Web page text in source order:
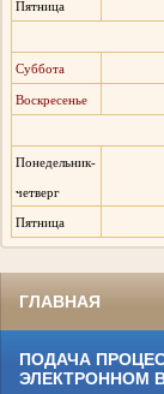
Пятница
Суббота
Воскресенье
Понедельник-
четверг
Пятница
ГЛАВНАЯ
ПОДАЧА
ЭЛЕКТРОННОМ